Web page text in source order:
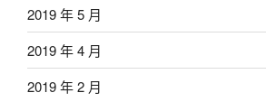
2019 年 5 月
2019 年 4 月
2019 年 2 月